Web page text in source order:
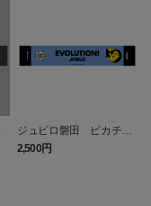
ジュビロ磐田 ピカチュ
ウ タオルマフラー
2,500円